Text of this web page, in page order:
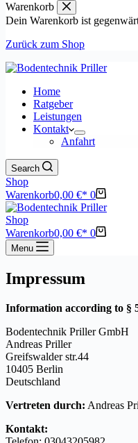
Warenkorb
Dein Warenkorb ist
Zurück zum Shop
Home
Ratgeber
Leistungen
Kontakt
Anfahrt
Search
Shop
Warenkorb0,00 € 0
Shop
Warenkorb0,00 € 0
Menu
Impressum
Information according to §
Bodentechnik Priller GmbH
Andreas Priller
Greifswalder str.44
10405 Berlin
Deutschland
Vertreten durch: Andreas
Kontakt: